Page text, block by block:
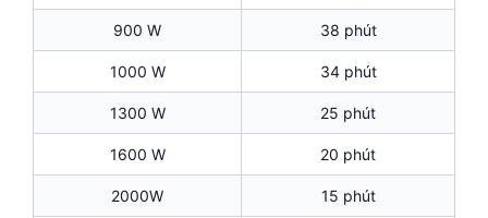
900 W 38 phút
1000 W 34 phút
1300 W 25 phút
1600 W 20 phút
2000W 15 phút